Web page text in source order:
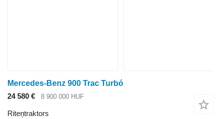
Mercedes-Benz 900 Trac Turbó
24 580 €
8 900 000 HUF
Riteņtraktors